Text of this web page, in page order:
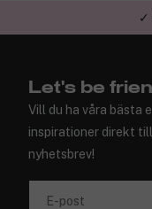
Let's be
Vill du ha våra bästa
inspirationer direkt
nyhetsbrev!
E-post